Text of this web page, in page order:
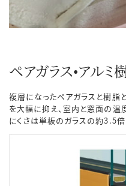
ペアガラス•アルミ
複層になったペアガラスと樹脂
を大幅に抑え、室内と窓面の温
にくさは単板のガラスの約3.5倍